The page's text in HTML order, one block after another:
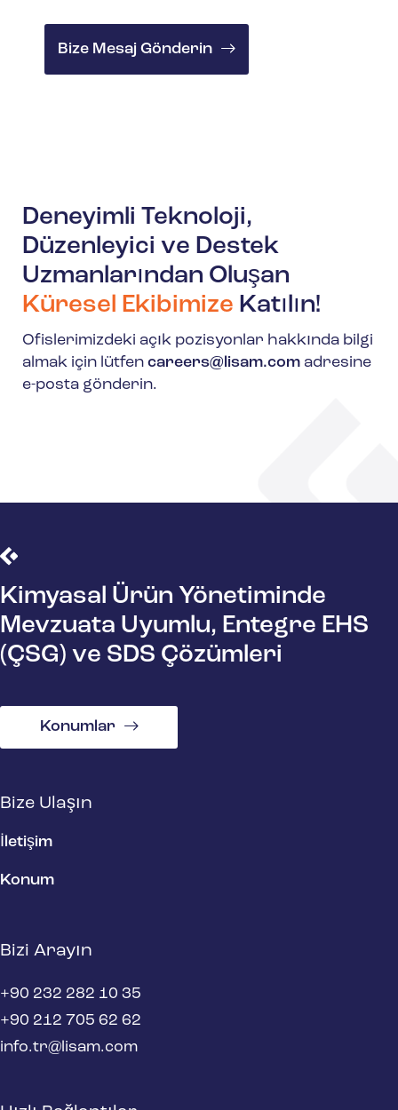
Bize Mesaj Gönderin
Deneyimli Teknoloji,
Düzenleyici ve Destek
Uzmanlarından Oluşan
Küresel Ekibimize Katılın!
Ofislerimizdeki açık pozisyonlar hakkında bilgi
almak için lütfen careers@lisam.com adresine
e-posta gönderin.
Kimyasal Ürün Yönetiminde
Mevzuata Uyumlu, Entegre EHS
(ÇSG) ve SDS Çözümleri
Konumlar
Bize Ulaşın
İletişim
Konum
Bizi Arayın
+90 232 282 10 35
+90 212 705 62 62
info.tr@lisam.com